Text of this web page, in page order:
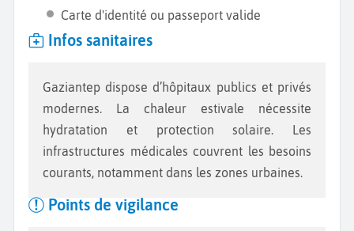
Carte d'identité ou passeport valide
Infos sanitaires
Gaziantep dispose d’hôpitaux publics et privés
modernes. La chaleur estivale nécessite
hydratation et protection solaire. Les
infrastructures médicales couvrent les besoins
courants, notamment dans les zones urbaines.
Points de vigilance